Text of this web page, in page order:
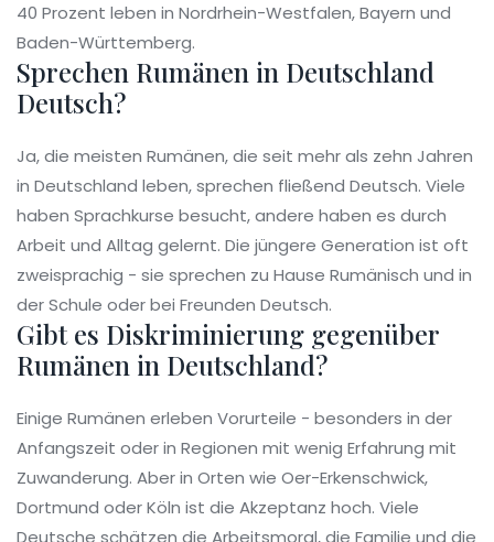
40 Prozent leben in Nordrhein-Westfalen, Bayern und
Baden-Württemberg.
Sprechen Rumänen in Deutschland
Deutsch?
Ja, die meisten Rumänen, die seit mehr als zehn Jahren
in Deutschland leben, sprechen fließend Deutsch. Viele
haben Sprachkurse besucht, andere haben es durch
Arbeit und Alltag gelernt. Die jüngere Generation ist oft
zweisprachig - sie sprechen zu Hause Rumänisch und in
der Schule oder bei Freunden Deutsch.
Gibt es Diskriminierung gegenüber
Rumänen in Deutschland?
Einige Rumänen erleben Vorurteile - besonders in der
Anfangszeit oder in Regionen mit wenig Erfahrung mit
Zuwanderung. Aber in Orten wie Oer-Erkenschwick,
Dortmund oder Köln ist die Akzeptanz hoch. Viele